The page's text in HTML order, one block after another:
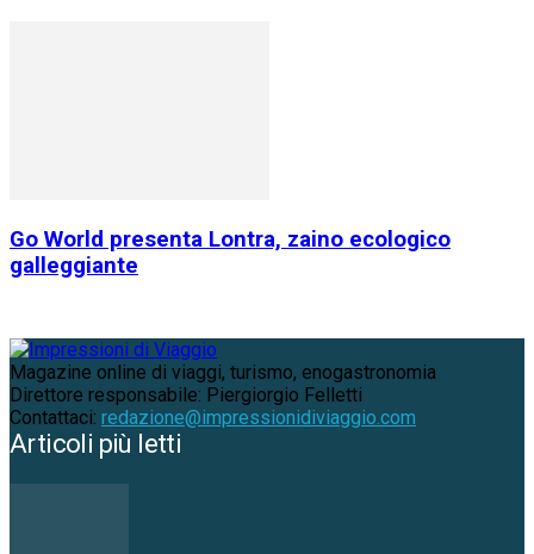
Go World presenta Lontra, zaino ecologico
galleggiante
Magazine online di viaggi, turismo, enogastronomia
Direttore responsabile: Piergiorgio Felletti
Contattaci: redazione@impressionidiviaggio.com
Articoli più letti